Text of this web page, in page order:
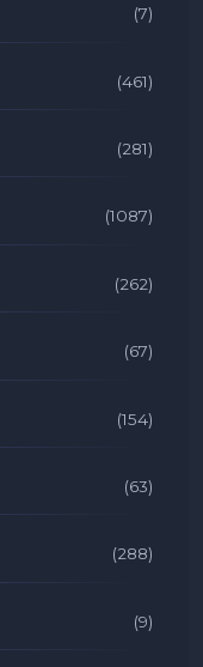
(7)
(461)
(281)
(1087)
(262)
(67)
(154)
(63)
(288)
(9)